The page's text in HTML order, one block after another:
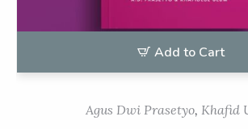
Add to Cart
Agus Dwi Prasetyo, Khafid